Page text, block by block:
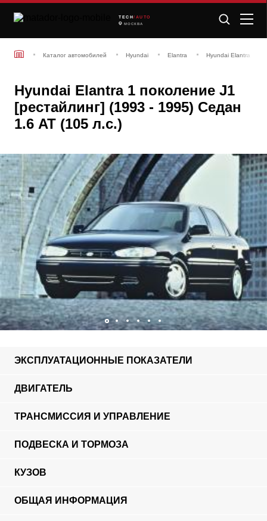
TECH /AUTO
МОСКВА
Каталог автомобилей Hyundai Elantra Hyundai Elantra 1
Hyundai Elantra 1 поколение J1
[рестайлинг] (1993 - 1995) Седан
1.6 AT (105 л.с.)
ЭКСПЛУАТАЦИОННЫЕ ПОКАЗАТЕЛИ
ДВИГАТЕЛЬ
ТРАНСМИССИЯ И УПРАВЛЕНИЕ
ПОДВЕСКА И ТОРМОЗА
КУЗОВ
ОБЩАЯ ИНФОРМАЦИЯ